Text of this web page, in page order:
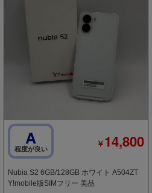
A
程度が良い ￥14,800
Nubia S2 6GB/128GB ホワイト A504ZT
Y!mobile版SIMフリー 美品